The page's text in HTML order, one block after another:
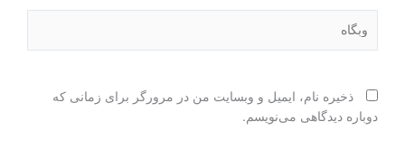
ذخیره نام، ایمیل و وبسایت من در مرورگر برای زمانی که
دوباره دیدگاهی می‌نویسم.